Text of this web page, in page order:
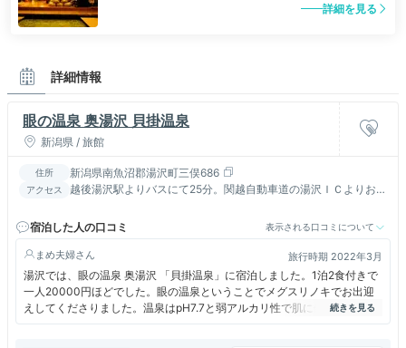
詳細を見る
詳細情報
眼の温泉 奥湯沢 貝掛温泉
新潟県 / 旅館
住所 新潟県南魚沼郡湯沢町三俣686
アクセス
越後湯沢駅よりバスにて25分。関越自動車道の湯沢ＩＣよりお車
宿泊した人の口コミ
表示される口コミについて
まめ夫婦 旅行時期 2022年3月
湯沢では、眼の温泉 奥湯沢 「貝掛温泉」に宿泊しました。1泊2食付きで
一人20000円ほどでした。眼の温泉ということでメグスリノキでお出迎
えしてくださりました。温泉はpH7.7と弱アルカリ性で肌に優しく、メタ
ホウ酸が眼にいいそうです。朝晩の男女入れ替わりで、内湯と露天風呂が